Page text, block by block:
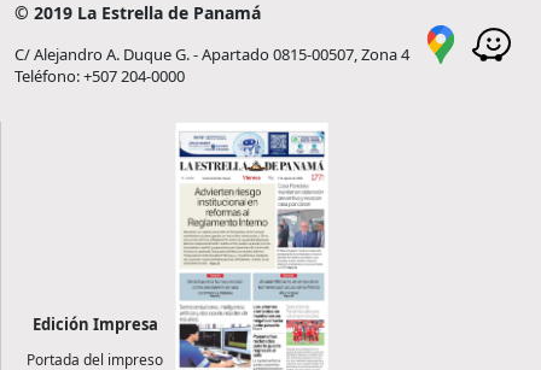
© 2019 La Estrella de Panamá
C/ Alejandro A. Duque G. - Apartado 0815-00507, Zona 4
Teléfono: +507 204-0000
Edición Impresa
Portada del impreso